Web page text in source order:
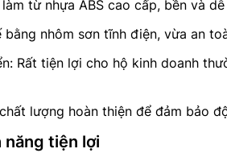
từ nhựa ABS cao cấp, bền và
bằng nhôm sơn tĩnh điện, vừa an
Rất tiện lợi cho hộ kinh doanh
lượng hoàn thiện để đảm bảo
năng tiện lợi